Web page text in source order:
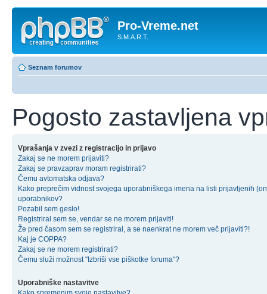
Pro-Vreme.net
S.M.A.R.T.
Seznam forumov
Pogosto zastavljena
Vprašanja v zvezi z registracijo in prijavo
Zakaj se ne morem prijaviti?
Zakaj se pravzaprav moram registrirati?
Čemu avtomatska odjava?
Kako preprečim vidnost svojega uporabniškega imena na listi prijavljenih
uporabnikov?
Pozabil sem geslo!
Registriral sem se, vendar se ne morem prijaviti!
Že pred časom sem se registriral, a se naenkrat ne morem več prijaviti?!
Kaj je COPPA?
Zakaj se ne morem registrirati?
Čemu služi možnost "Izbriši vse piškotke foruma"?
Uporabniške nastavitve